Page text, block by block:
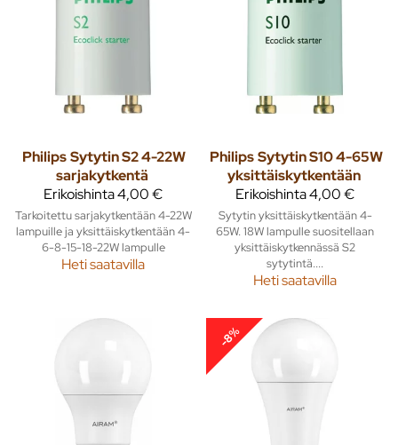
PhilipsSytytin S2 4-22W
sarjakytkentä
Erikoishinta4,00 €
Tarkoitettu sarjakytkentään 4-22W
lampuille ja yksittäiskytkentään 4-
6-8-15-18-22W lampulle
Heti saatavilla
Philips Sytytin S10 4-65W
yksittäiskytkentään
Erikoishinta4,00 €
Sytytin yksittäiskytkentään 4-
65W. 18W lampulle suositellaan
yksittäiskytkennässä S2
sytytintä....
Heti saatavilla
-8%